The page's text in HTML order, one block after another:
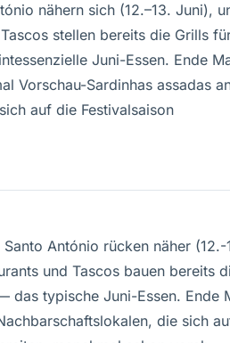
nähern sich (12.–13. Juni),
stellen bereits die Grills
Juni-Essen. Ende
Vorschau-Sardinhas assadas
auf die Festivalsaison
António rücken näher (12.-
und Tascos bauen bereits
das typische Juni-Essen. Ende
die sich